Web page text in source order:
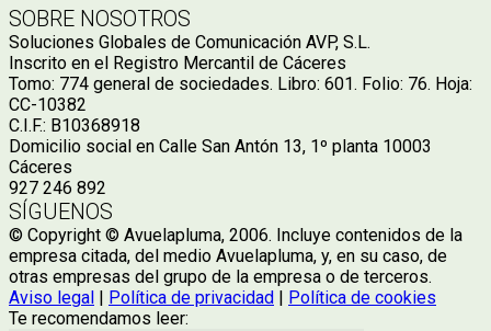
SOBRE NOSOTROS
Soluciones Globales de Comunicación AVP, S.L.
Inscrito en el Registro Mercantil de Cáceres
Tomo: 774 general de sociedades. Libro: 601. Folio: 76. Hoja:
CC-10382
C.I.F.: B10368918
Domicilio social en Calle San Antón 13, 1º planta 10003
Cáceres
927 246 892
SÍGUENOS
© Copyright © Avuelapluma, 2006. Incluye contenidos de la
empresa citada, del medio Avuelapluma, y, en su caso, de
otras empresas del grupo de la empresa o de terceros.
Aviso legal
Política de privacidad
Política de cookies
Te recomendamos leer: